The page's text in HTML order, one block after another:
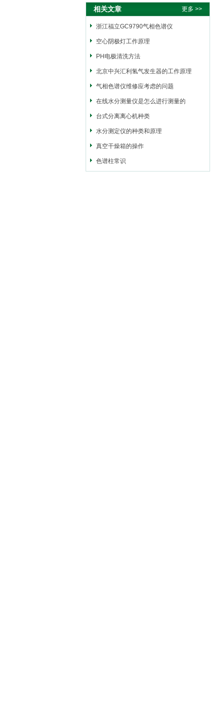
相关文章 更多 >>
浙江福立GC9790气相色谱仪
空心阴极灯工作原理
PH电极清洗方法
北京中兴汇利氢气发生器的工作原理
气相色谱仪维修应考虑的问题
在线水分测量仪是怎么进行测量的
台式分离离心机种类
水分测定仪的种类和原理
真空干燥箱的操作
色谱柱常识